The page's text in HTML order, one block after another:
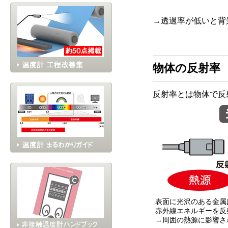
→透過率が低いと背
物体の反射率
反射率とは物体で
表面に光沢のある金
赤外線エネルギーを
→周囲の熱源に影響さ